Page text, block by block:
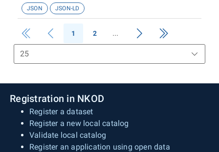
JSON JSON-LD
1 2
Registration in NKOD
Register a dataset
Register a new local catalog
Validate local catalog
Register an application using open data